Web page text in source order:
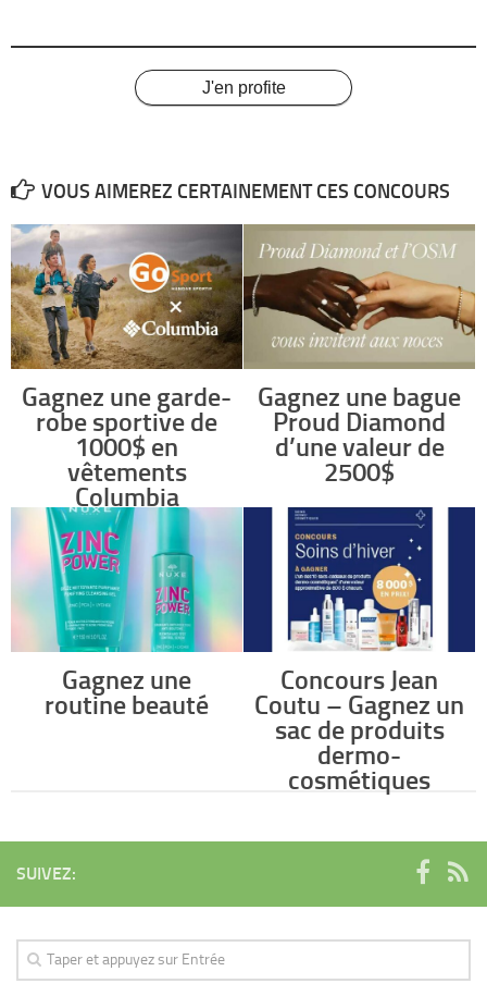
J'en profite
VOUS AIMEREZ CERTAINEMENT CES CONCOURS
Gagnez une garde-
robe sportive de
1000$ en
vêtements
Columbia
Gagnez une bague
Proud Diamond
d’une valeur de
2500$
Gagnez une
routine beauté
Concours Jean
Coutu – Gagnez un
sac de produits
dermo-
cosmétiques
SUIVEZ: